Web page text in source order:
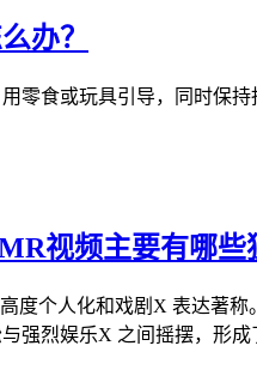
办？
零食或玩具引导，同时保
视频主要有哪些
高度个人化和戏剧X 表达著
强烈娱乐X 之间摇摆，形